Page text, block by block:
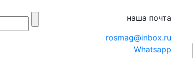
наша почта
rosmag@inbox.ru
Whatsapp